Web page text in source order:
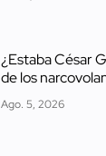
¿Estaba César
de los
Ago. 5, 2026